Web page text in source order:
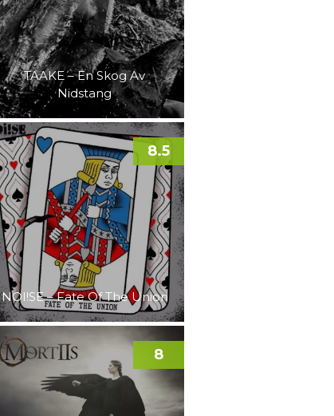
TAAKE – En Skog Av
Nidstang
NOI!SE – Fate Of The Union
8.5
8